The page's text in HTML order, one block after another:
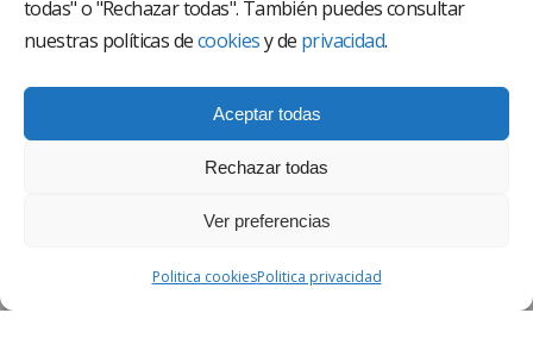
todas" o "Rechazar todas". También puedes consultar
nuestras políticas decookiesy de privacidad.
Aceptar todas
Rechazar todas
Ver preferencias
Politica cookiesPolitica privacidad
Síguenos en
POLÍTICA DE PRIVACIDAD